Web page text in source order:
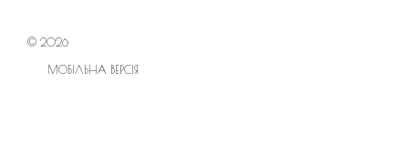
© 2026
МОБІЛЬНА ВЕРСІЯ